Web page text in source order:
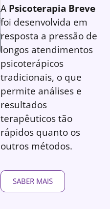
A Psicoterapia Breve
foi desenvolvida em
resposta a pressão de
longos atendimentos
psicoterápicos
tradicionais, o que
permite análises e
resultados
terapêuticos tão
rápidos quanto os
outros métodos.
SABER MAIS